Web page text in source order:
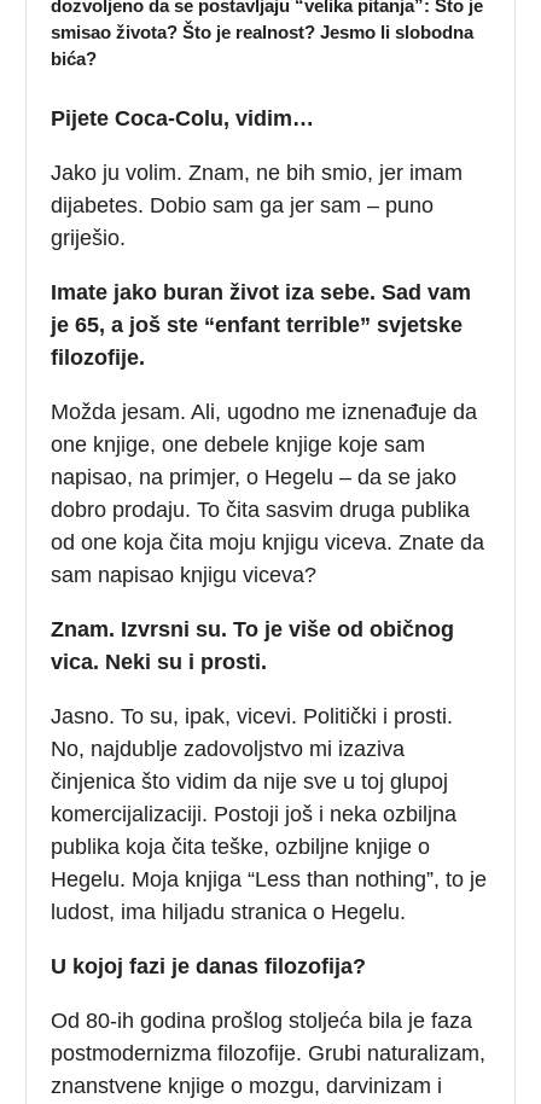
dozvoljeno da se postavljaju “velika pitanja”: Što je
smisao života? Što je realnost? Jesmo li slobodna
bića?
Pijete Coca-Colu, vidim…
Jako ju volim. Znam, ne bih smio, jer imam
dijabetes. Dobio sam ga jer sam – puno
griješio.
Imate jako buran život iza sebe. Sad vam
je 65, a još ste “enfant terrible” svjetske
filozofije.
Možda jesam. Ali, ugodno me iznenađuje da
one knjige, one debele knjige koje sam
napisao, na primjer, o Hegelu – da se jako
dobro prodaju. To čita sasvim druga publika
od one koja čita moju knjigu viceva. Znate da
sam napisao knjigu viceva?
Znam. Izvrsni su. To je više od običnog
vica. Neki su i prosti.
Jasno. To su, ipak, vicevi. Politički i prosti.
No, najdublje zadovoljstvo mi izaziva
činjenica što vidim da nije sve u toj glupoj
komercijalizaciji. Postoji još i neka ozbiljna
publika koja čita teške, ozbiljne knjige o
Hegelu. Moja knjiga “Less than nothing”, to je
ludost, ima hiljadu stranica o Hegelu.
U kojoj fazi je danas filozofija?
Od 80-ih godina prošlog stoljeća bila je faza
postmodernizma filozofije. Grubi naturalizam,
znanstvene knjige o mozgu, darvinizam i